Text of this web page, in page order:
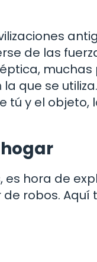
de las
muchas
que se
tú y el objeto,
hora de
robos. Aquí